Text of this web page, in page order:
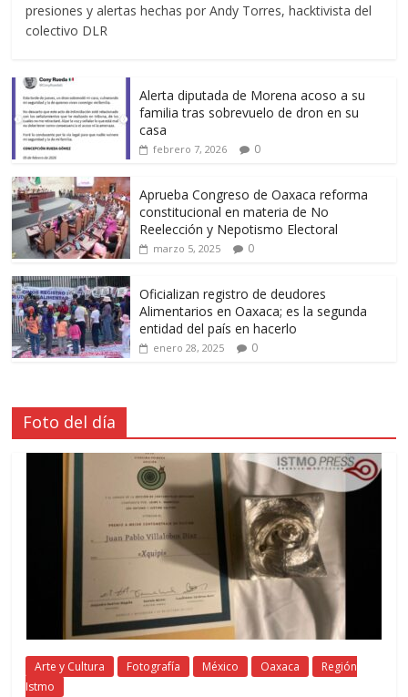
presiones y alertas hechas por Andy Torres, hacktivista del
colectivo DLR
Alerta diputada de Morena acoso a su
familia tras sobrevuelo de dron en su
casa
febrero 7, 2026 0
Aprueba Congreso de Oaxaca reforma
constitucional en materia de No
Reelección y Nepotismo Electoral
marzo 5, 2025 0
Oficializan registro de deudores
Alimentarios en Oaxaca; es la segunda
entidad del país en hacerlo
enero 28, 2025 0
Foto del día
Arte y Cultura Fotografía México Oaxaca
Región
Istmo